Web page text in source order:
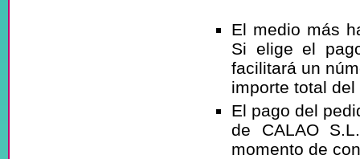
El medio más
Si elige el
facilitará un
importe total del
El pago del
de CALAO
momento de